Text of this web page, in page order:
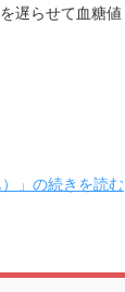
遅らせて血糖値
」の続きを読む